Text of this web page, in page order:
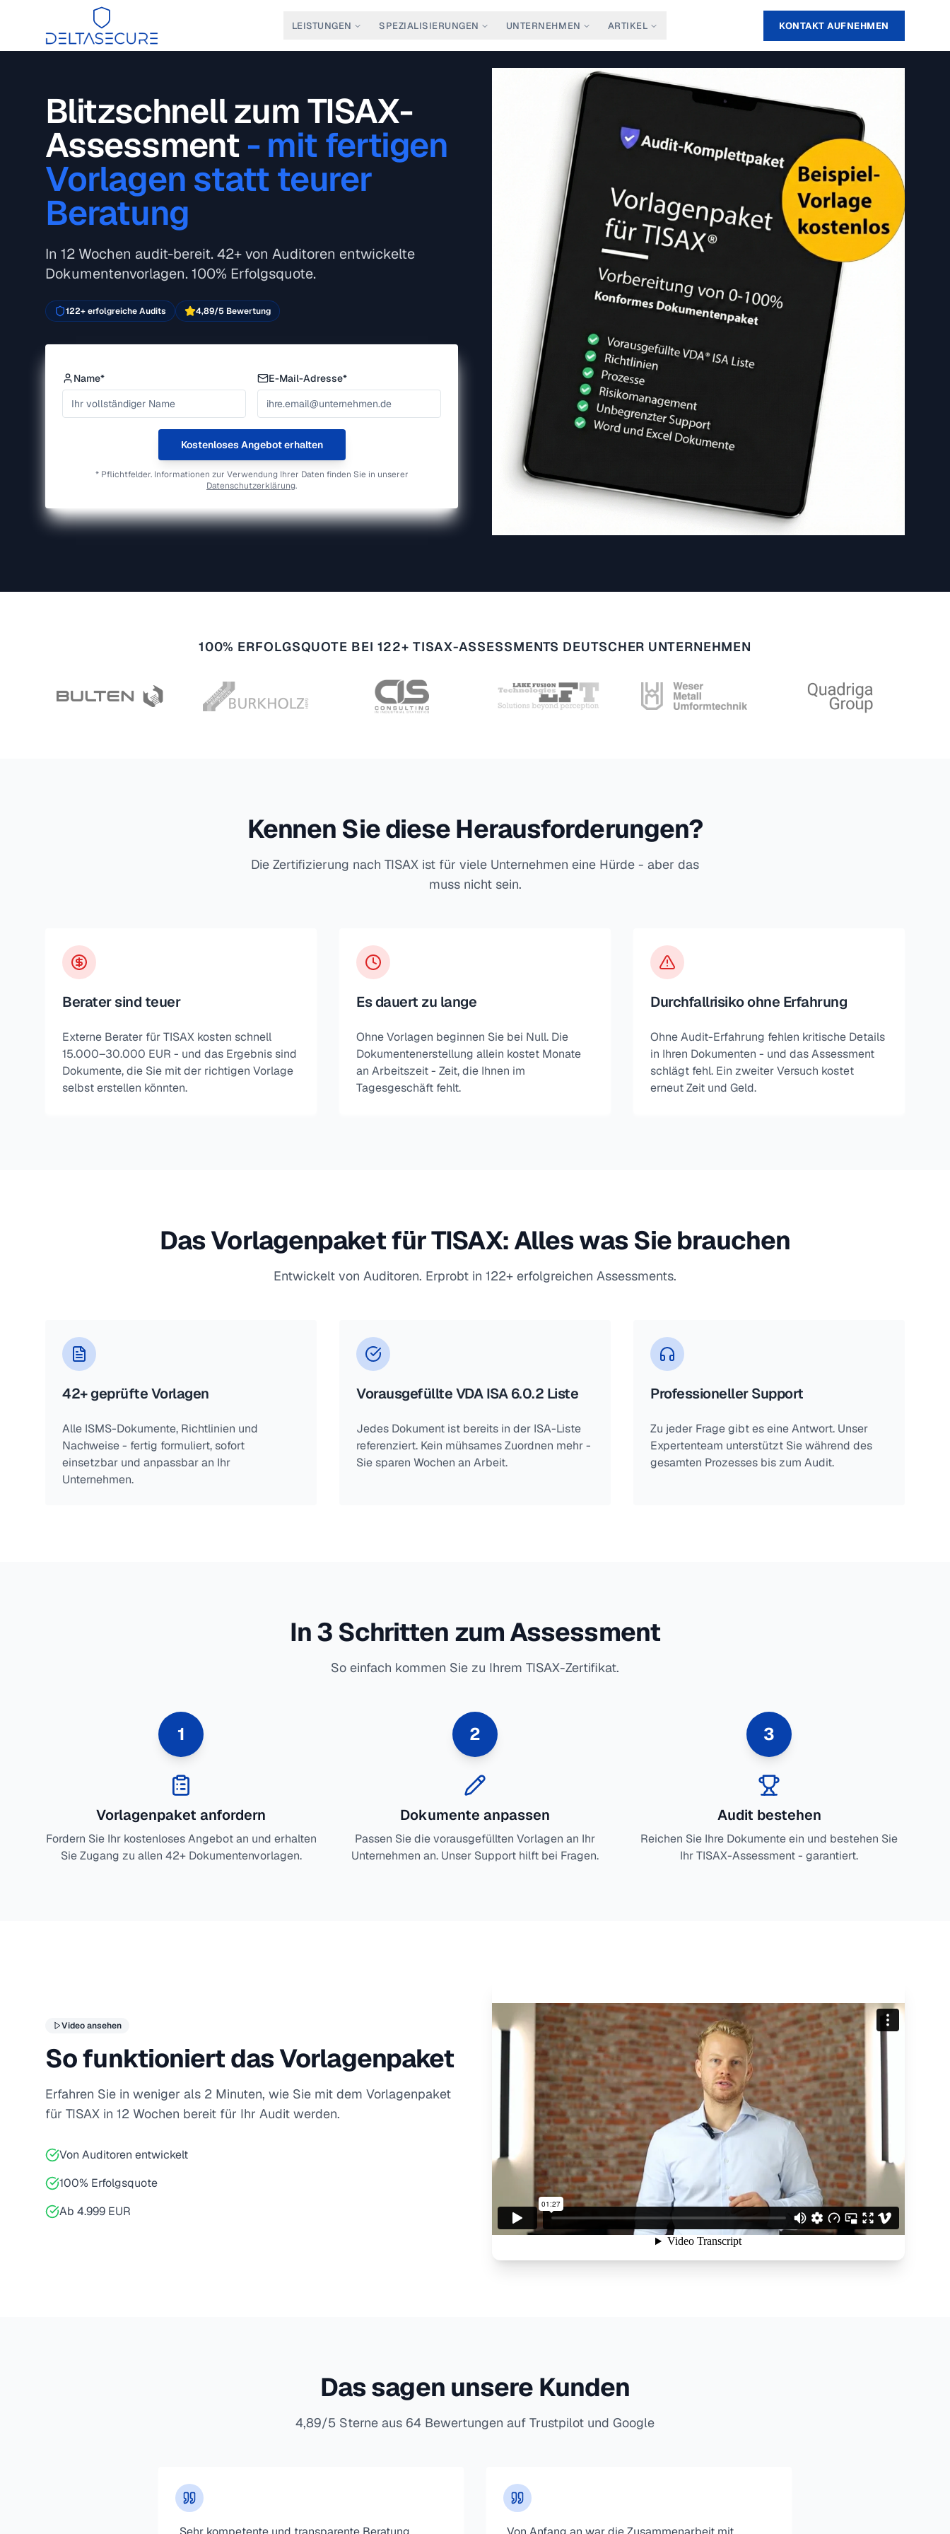
DeltaSecure
LEISTUNGEN SPEZIALISIERUNGEN UNTERNEHMEN ARTIKEL KONTAKT AUFNEHMEN
Blitzschnell zum TISAX-
Assessment- mit fertigen
Vorlagen statt teurer
Beratung
In 12 Wochen audit-bereit. 42+ von Auditoren entwickelte
Dokumentenvorlagen. 100% Erfolgsquote.
122+ erfolgreiche Audits 4,89/5 Bewertung
Name* E-Mail-Adresse*
Kostenloses Angebot erhalten
* Pflichtfelder. Informationen zur Verwendung Ihrer Daten finden Sie in unserer
Datenschutzerklärung.
100% ERFOLGSQUOTE BEI 122+ TISAX-ASSESSMENTS DEUTSCHER UNTERNEHMEN
Kennen Sie diese Herausforderungen?
Die Zertifizierung nach TISAX ist für viele Unternehmen eine Hürde - aber das
muss nicht sein.
Berater sind teuer
Externe Berater für TISAX kosten schnell
15.000–30.000 EUR - und das Ergebnis sind
Dokumente, die Sie mit der richtigen Vorlage
selbst erstellen könnten.
Es dauert zu lange
Ohne Vorlagen beginnen Sie bei Null. Die
Dokumentenerstellung allein kostet Monate
an Arbeitszeit - Zeit, die Ihnen im
Tagesgeschäft fehlt.
Durchfallrisiko ohne Erfahrung
Ohne Audit-Erfahrung fehlen kritische Details
in Ihren Dokumenten - und das Assessment
schlägt fehl. Ein zweiter Versuch kostet
erneut Zeit und Geld.
Das Vorlagenpaket für TISAX: Alles was Sie brauchen
Entwickelt von Auditoren. Erprobt in 122+ erfolgreichen Assessments.
42+ geprüfte Vorlagen
Alle ISMS-Dokumente, Richtlinien und
Nachweise - fertig formuliert, sofort
einsetzbar und anpassbar an Ihr
Unternehmen.
Vorausgefüllte VDA ISA 6.0.2 Liste
Jedes Dokument ist bereits in der ISA-Liste
referenziert. Kein mühsames Zuordnen mehr -
Sie sparen Wochen an Arbeit.
Professioneller Support
Zu jeder Frage gibt es eine Antwort. Unser
Expertenteam unterstützt Sie während des
gesamten Prozesses bis zum Audit.
In 3 Schritten zum Assessment
So einfach kommen Sie zu Ihrem TISAX-Zertifikat.
1
Vorlagenpaket anfordern
Fordern Sie Ihr kostenloses Angebot an und erhalten
Sie Zugang zu allen 42+ Dokumentenvorlagen.
2
Dokumente anpassen
Passen Sie die vorausgefüllten Vorlagen an Ihr
Unternehmen an. Unser Support hilft bei Fragen.
3
Audit bestehen
Reichen Sie Ihre Dokumente ein und bestehen Sie
Ihr TISAX-Assessment - garantiert.
Video ansehen
So funktioniert das Vorlagenpaket
Erfahren Sie in weniger als 2 Minuten, wie Sie mit dem Vorlagenpaket
für TISAX in 12 Wochen bereit für Ihr Audit werden.
Von Auditoren entwickelt
100% Erfolgsquote
Ab 4.999 EUR
Das sagen unsere Kunden
4,89/5 Sterne aus 64 Bewertungen auf Trustpilot und Google